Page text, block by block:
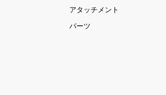
アタッチメント
パーツ